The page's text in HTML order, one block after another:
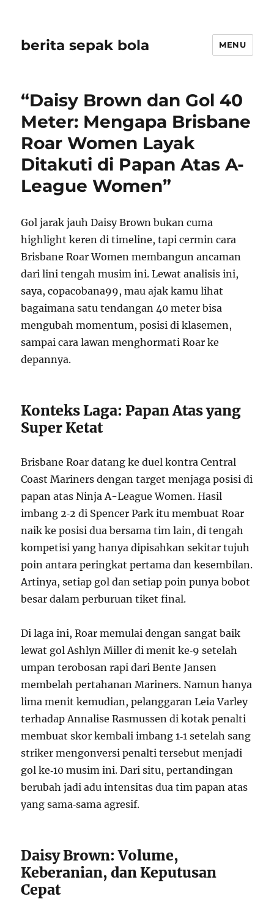
berita sepak bola MENU
“Daisy Brown dan Gol 40
Meter: Mengapa Brisbane
Roar Women Layak
Ditakuti di Papan Atas A-
League Women”
Gol jarak jauh Daisy Brown bukan cuma
highlight keren di timeline, tapi cermin cara
Brisbane Roar Women membangun ancaman
dari lini tengah musim ini. Lewat analisis ini,
saya, copacobana99, mau ajak kamu lihat
bagaimana satu tendangan 40 meter bisa
mengubah momentum, posisi di klasemen,
sampai cara lawan menghormati Roar ke
depannya.
Konteks Laga: Papan Atas yang
Super Ketat
Brisbane Roar datang ke duel kontra Central
Coast Mariners dengan target menjaga posisi di
papan atas Ninja A-League Women. Hasil
imbang 2‑2 di Spencer Park itu membuat Roar
naik ke posisi dua bersama tim lain, di tengah
kompetisi yang hanya dipisahkan sekitar tujuh
poin antara peringkat pertama dan kesembilan.
Artinya, setiap gol dan setiap poin punya bobot
besar dalam perburuan tiket final.
Di laga ini, Roar memulai dengan sangat baik
lewat gol Ashlyn Miller di menit ke‑9 setelah
umpan terobosan rapi dari Bente Jansen
membelah pertahanan Mariners. Namun hanya
lima menit kemudian, pelanggaran Leia Varley
terhadap Annalise Rasmussen di kotak penalti
membuat skor kembali imbang 1‑1 setelah sang
striker mengonversi penalti tersebut menjadi
gol ke‑10 musim ini. Dari situ, pertandingan
berubah jadi adu intensitas dua tim papan atas
yang sama‑sama agresif.
Daisy Brown: Volume,
Keberanian, dan Keputusan
Cepat